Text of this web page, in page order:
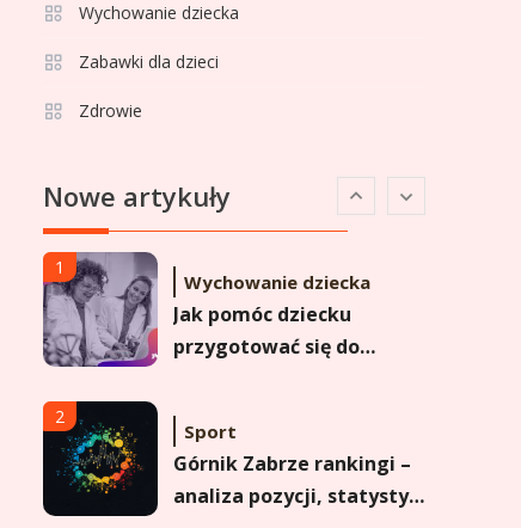
Wychowanie dziecka
Zabawki dla dzieci
Zdrowie
Nowe artykuły
Lech Poznań rankingi:
Analiza pozycji w
6
Analiza pozycji w
Ekstraklasie i historyczne
dane
1
Wychowanie dziecka
Jak pomóc dziecku
przygotować się do
to dobre rozwiązanie dla
maturzysty?
2
Sport
Górnik Zabrze rankingi –
analiza pozycji, statystyk